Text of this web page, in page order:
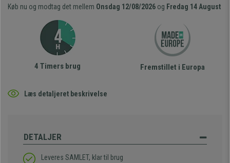
Køb nu og modtag det mellem Onsdag 12/08/2026 og Fredag 14 August
4 Timers brug Fremstillet i Europa
Læs detaljeret beskrivelse
DETALJER
Leveres SAMLET, klar til brug